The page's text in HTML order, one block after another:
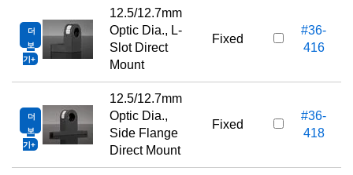
더
보
기
12.5/12.7mm
Optic Dia., L-
Slot Direct
Mount
Fixed
#36-
416
더
보
기
12.5/12.7mm
Optic Dia.,
Side Flange
Direct Mount
Fixed
#36-
418